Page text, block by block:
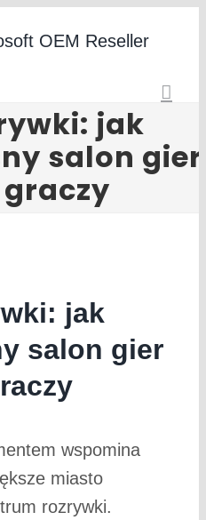
jak
salon gier
jak
salon gier
wspomina
miasto
rozrywki.